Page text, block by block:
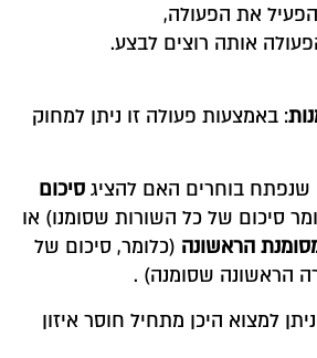
את הפעולה,
אותה רוצים לבצע.
: באמצעות פעולה זו ניתן למחוק
שנפתח בוחרים האם להציג סיכום
סיכום של כל השורות שסומנו) או
הראשונה (כלומר, סיכום של
הראשונה שסומנה) .
למצוא היכן מתחיל חוסר איזון